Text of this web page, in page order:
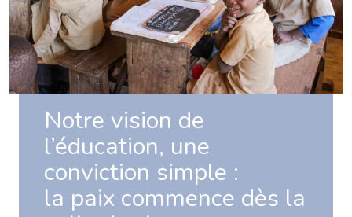
Notre vision de
l’éducation, une
conviction simple :
la paix commence dès la